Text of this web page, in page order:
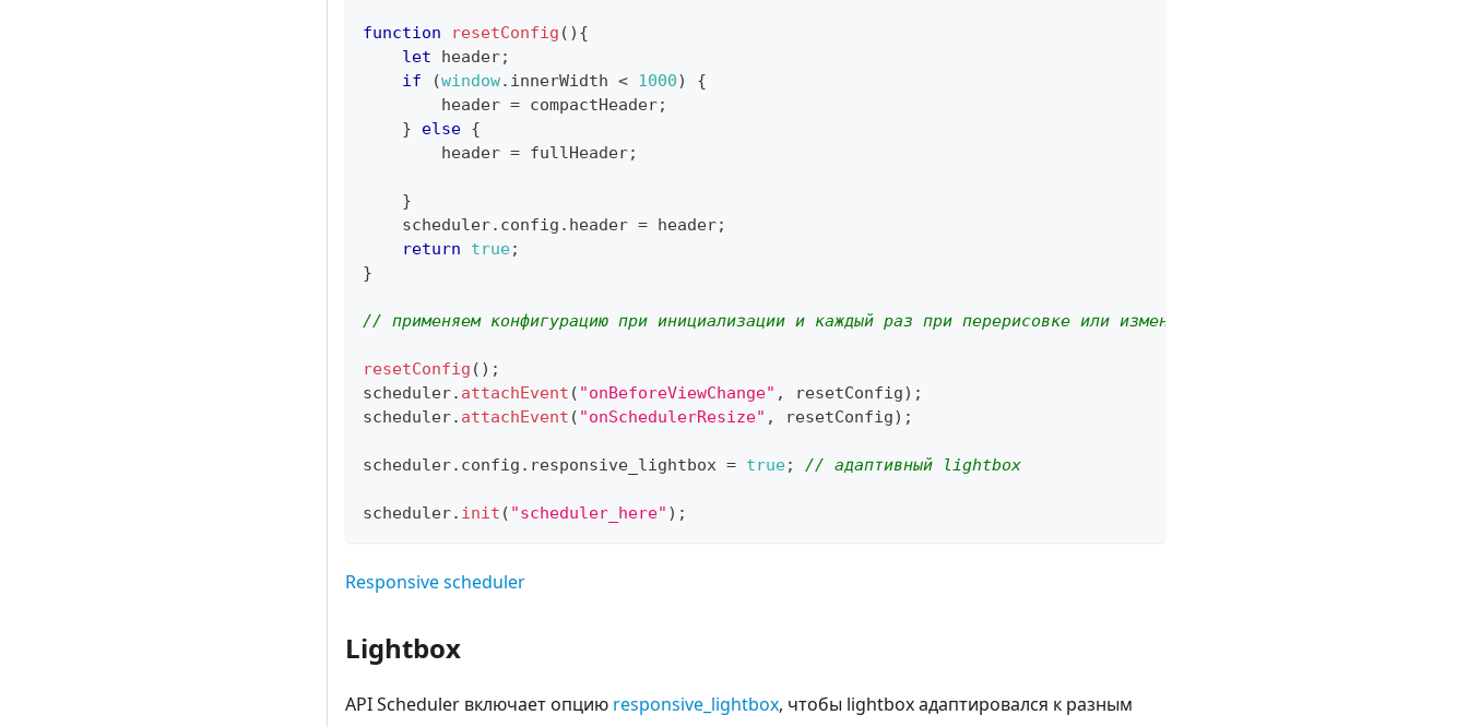
function resetConfig ( ) {
let header;
if
(window. innerWidth < 1000)
{
        header
= compactHeader;
}
else {
        header
= fullHeader;
}
    scheduler
. config . header = header;
return
true;
}
// применяем конфигурацию при инициализации и каждый раз при перерисовке или изменении размера Scheduler:
resetConfig ( ) ;
scheduler. attachEvent ( "onBeforeViewChange" , resetConfig) ;
scheduler. attachEvent ( "onSchedulerResize" , resetConfig) ;
scheduler. config . responsive_lightbox = true; // адаптивный lightbox
scheduler. init ( "scheduler_here" ) ;
Responsive scheduler
Lightbox
API Scheduler включает опцию responsive_lightbox, чтобы lightbox адаптировался к разным